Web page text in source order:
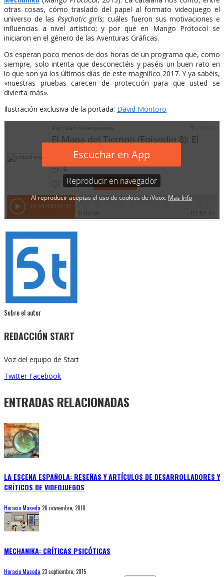
otras cosas, cómo trasladó del papel al formato videojuego el
universo de las Psychotic girls; cuáles fueron sus motivaciones e
influencias a nivel artístico; y por qué en Mango Protocol se
iniciaron en el género de las Aventuras Gráficas.
Os esperan poco menos de dos horas de un programa que, como
siempre, solo intenta que desconectéis y paséis un buen rato en
lo que son ya los últimos días de este magnífico 2017. Y ya sabéis,
«nuestras pruebas carecen de protección para que usted se
divierta más».
Ilustración exclusiva de la portada: David Montoro
Sobre el autor
REDACCIÓN START
Voz del equipo de Start
Twitter Facebook
ENTRADAS RELACIONADAS
LA ESCENA ESPAÑOLA: RESEÑAS Y ARTÍCULOS DE DESARROLLADORES Y
CRÍTICOS DE VIDEOJUEGOS
Horacio Maseda 26 noviembre, 2018
MECHANIKA: CRÍTICAS PSICÓTICAS
Horacio Maseda 23 septiembre, 2015